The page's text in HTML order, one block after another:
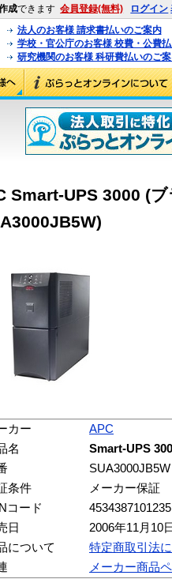
成できます 会員登録(無料) ログイン
法人のお客様 請求書払いのご案内
学校・官公庁のお客様 校費・公費
研究機関のお客様 科研費払いのご
Smart-UPS 3000 (
カー
APC
名
Smart-UPS
SUA3000JB5W
条件
メーカー保証
コード
4534387101235
日
2006年11月10
について
特定商取引法
メーカー商品